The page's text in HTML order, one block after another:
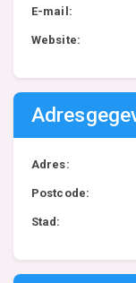
E-mail:
Website:
Adres:
Postcode:
Stad: